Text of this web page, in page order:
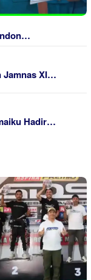
Jamnas XI…
Hadir…